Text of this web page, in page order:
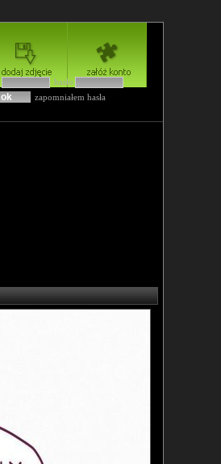
hasło
zapomniałem hasła